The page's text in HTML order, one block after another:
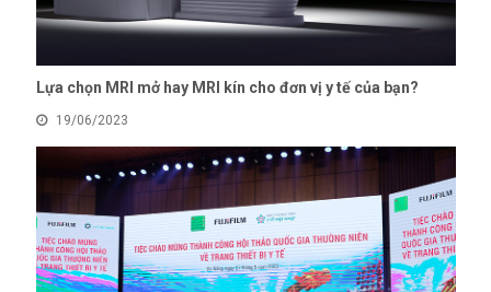
Lựa chọn MRI mở hay MRI kín cho đơn vị y tế của bạn?
19/06/2023